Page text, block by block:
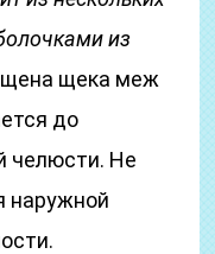
из
щека меж
до
челюсти. Не
наружной